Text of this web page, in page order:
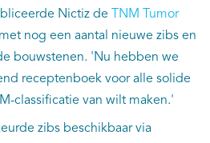
Nictiz de
TNM Tumor
nog een aantal nieuwe zibs en
bouwstenen. 'Nu hebben we
receptenboek voor alle solide
classificatie van wilt maken.'
zibs beschikbaar via